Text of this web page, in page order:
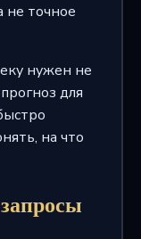
не точное
нужен не
для
на что